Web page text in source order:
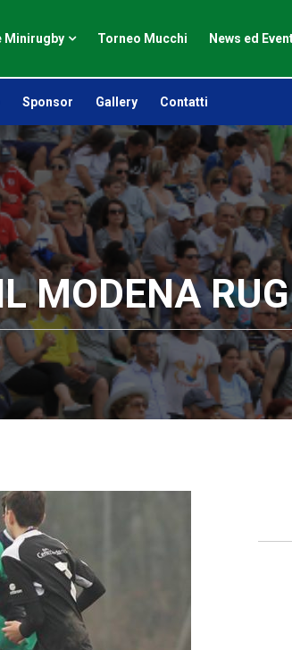
Minirugby Torneo Mucchi News ed
Sponsor Gallery Contatti
MODENA